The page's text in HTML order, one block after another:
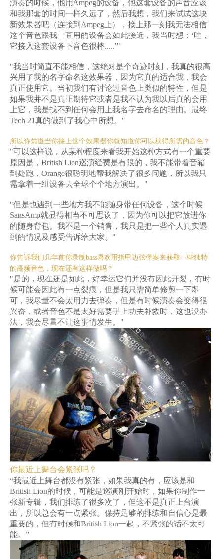
演奏的时候，他用Ampeg的设备，他这套设备的声音应该
和我那套的时间一样久远了，然后我想，我们来试试这块
新效果器吧（连接到Ampeg上），接上那一刻我无法相信
这个音色跟我一直用的设备会如此接近，我当时想：‘哇，
它接入这套设备下音色很棒.....’"
"我当时简直不能相信，这绝对是个奇迹时刻，我真的很高
兴用了我的名字命名这效果器，因为它真的适合我，我会
真正使用它。当初我们有讨论过音色上类似的特性，但是
如果我并不是真正期待它或者是我不认为我以后真的会用
上它，我是找不到任何会用上我名字去命名的理由。最终
Tech 21真的做到了我心中所想。"
所以你知道当你接上这个效果器你就知道你可以获得所需的音色？
"可以这样说，从某种程度来看我开始这种方式有一个重要
原因是，British Lion巡演经费是有限的，我不能带着音箱
到处跑，Orange很聪明地帮我解决了很多问题，所以我只
需拿着一组设备去全球个个地方演出。"
"但是也遇到一些地方我不能随身带任何设备，这个时候
SansAmp就显得相当不可思议了，因为你可以把它放进你
的随身背包。我不是一个销售，我只是把一些个人真实遇
到的情况及感受告诉给大家。"
你告诉我们几年前你录制bass喜欢用指甲边弦弹奏来获取一些独特
的高频音色，现在还有这样做吗？
"是的，现在还是如此，好幸运它们并没有因此开裂，有时
候可能会因此有一点裂痕，但是我只需简单修剪一下即
可，我尽量不会太用力去弹奏，但是有时候演奏会变得很
兴奋，或者音色不是太好需要手上功夫补救时，这也没办
法，我会尽量不让这事情发生。"
你最近上舞台会紧张吗？
“我最近上舞台都没有紧张，如果我真的有，应该是和
British Lion的时候，可能是巡演刚开始时，如果你制作一
张新专辑，我们排练了很多次了，但这不是真正上台演
出，所以总会有一点紧张。保持足够的排练和自信心是最
重要的，但有时候和British Lion一起，不紧张的话不太可
能。”